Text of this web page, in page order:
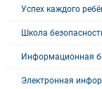
Успех каждого
Школа
Информационная
Электронная